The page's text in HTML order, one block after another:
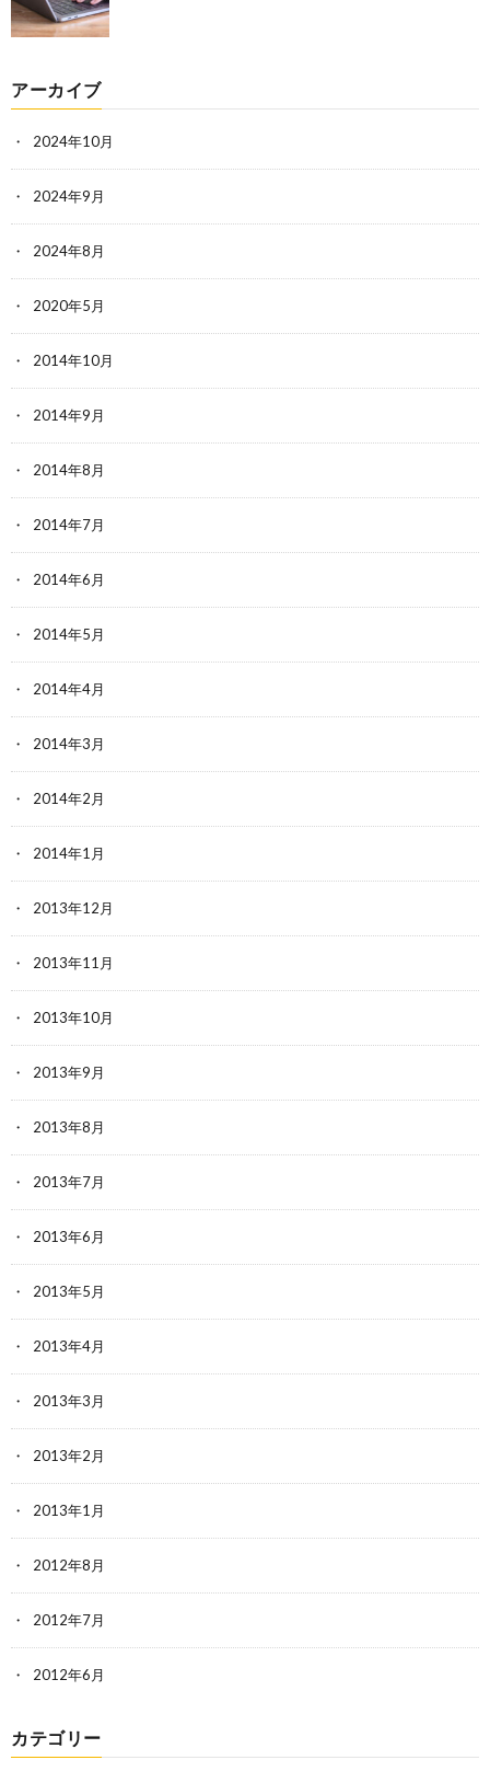
アーカイブ
2024年10月
2024年9月
2024年8月
2020年5月
2014年10月
2014年9月
2014年8月
2014年7月
2014年6月
2014年5月
2014年4月
2014年3月
2014年2月
2014年1月
2013年12月
2013年11月
2013年10月
2013年9月
2013年8月
2013年7月
2013年6月
2013年5月
2013年4月
2013年3月
2013年2月
2013年1月
2012年8月
2012年7月
2012年6月
カテゴリー